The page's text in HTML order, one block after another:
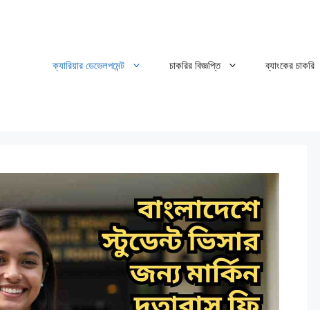
ক্যারিয়ার ডেভেলপমেন্ট চাকরির বিজ্ঞপ্তি ব্যাংকের চাকরি